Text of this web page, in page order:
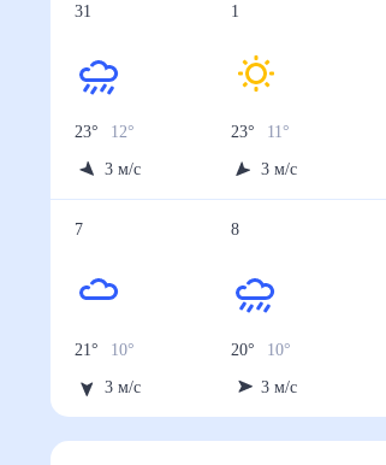
31
23° 12°
3 м/с
1
23° 11°
3 м/с
7
21° 10°
3 м/с
8
20° 10°
3 м/с